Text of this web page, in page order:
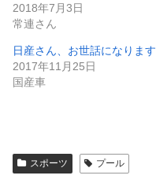
2018年7月3日
常連さん
日産さん、お世話になります
2017年11月25日
国産車
スポーツ プール